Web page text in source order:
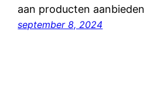
aan producten
september 8, 2024